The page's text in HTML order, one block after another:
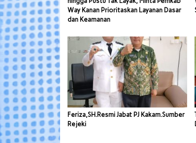
Way Kanan Prioritaskan Layanan Dasar
dan Keamanan
Feriza,SH.Resmi Jabat PJ Kakam.Sumber
Rejeki